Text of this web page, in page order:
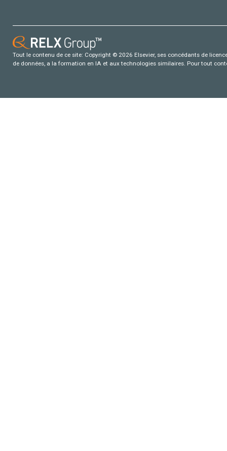
Tout le contenu de ce site: Copyright © 2026 Elsevier, ses concédants de
de données, a la formation en IA et aux technologies similaires. Pour tout